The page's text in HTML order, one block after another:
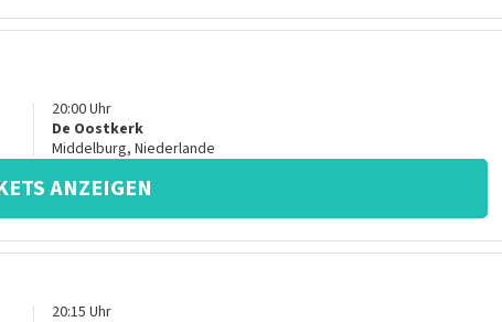
20:00Uhr
De Oostkerk
Middelburg, Niederlande
ANZEIGEN
20:15 Uhr